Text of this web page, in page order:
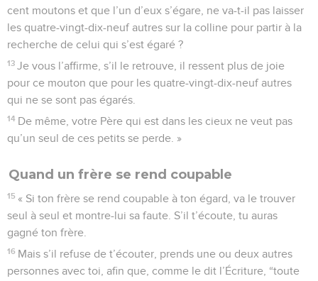
cent moutons et que l’un d’eux s’égare, ne va-t-il pas laisser
les quatre-vingt-dix-neuf autres sur la colline pour partir à la
recherche de celui qui s’est égaré ?
13 Je vous l’affirme, s’il le retrouve, il ressent plus de joie
pour ce mouton que pour les quatre-vingt-dix-neuf autres
qui ne se sont pas égarés.
14 De même, votre Père qui est dans les cieux ne veut pas
qu’un seul de ces petits se perde. »
Quand un frère se rend coupable
15 « Si ton frère se rend coupable à ton égard, va le trouver
seul à seul et montre-lui sa faute. S’il t’écoute, tu auras
gagné ton frère.
16 Mais s’il refuse de t’écouter, prends une ou deux autres
personnes avec toi, afin que, comme le dit l’Écriture, “toute